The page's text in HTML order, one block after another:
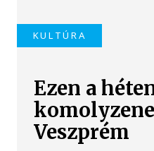
KULTÚRA
Ezen a
Veszprém